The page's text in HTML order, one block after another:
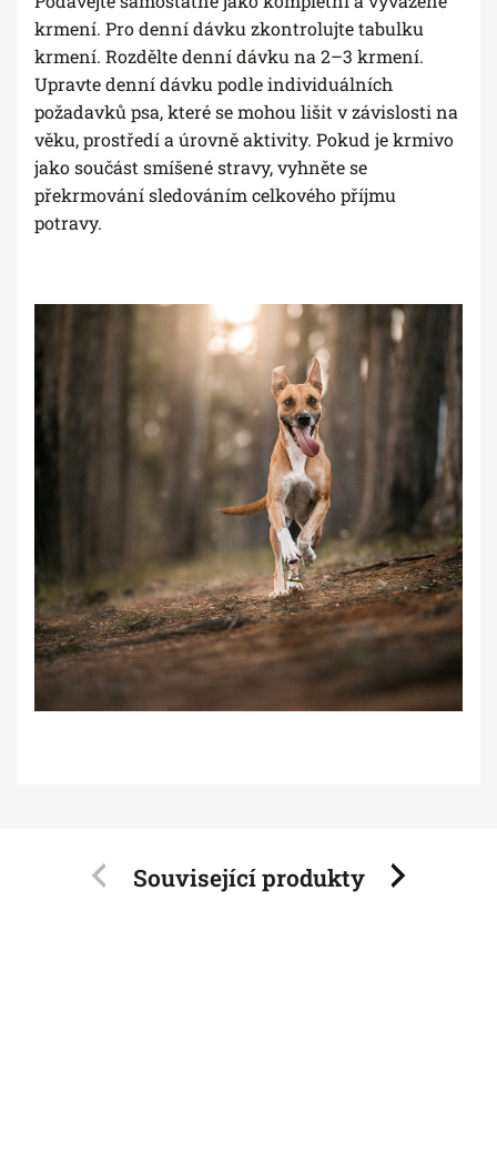
krmení. Pro denní dávku zkontrolujte tabulku
krmení. Rozdělte denní dávku na 2–3 krmení.
Upravte denní dávku podle individuálních
požadavků psa, které se mohou lišit v závislosti na
věku, prostředí a úrovně aktivity. Pokud je krmivo
jako součást smíšené stravy, vyhněte se
překrmování sledováním celkového příjmu
potravy.
Související produkty
Previous Next